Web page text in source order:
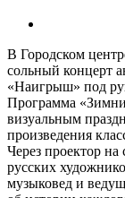
Image
В Городском
сольный концерт
«Наигрыш» под
Программа
визуальным
произведения
Через проектор
русских
музыковед и